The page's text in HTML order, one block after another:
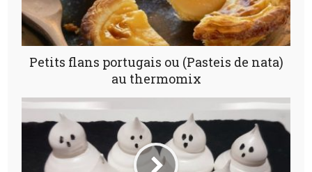
Petits flans portugais ou (Pasteis de nata)
au thermomix